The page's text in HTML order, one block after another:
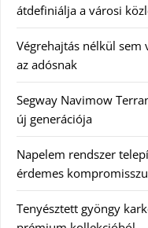
átdefiniálja a városi
Végrehajtás nélkül sem
az adósnak
Segway Navimow
új generációja
Napelem rendszer
érdemes
Tenyésztett gyöngy